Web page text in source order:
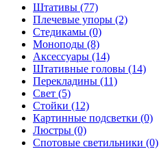
Штативы (77)
Плечевые упоры (2)
Стедикамы (0)
Моноподы (8)
Аксессуары (14)
Штативные головы (14)
Перекладины (11)
Свет (5)
Стойки (12)
Картинные подсветки (0)
Люстры (0)
Спотовые светильники (0)